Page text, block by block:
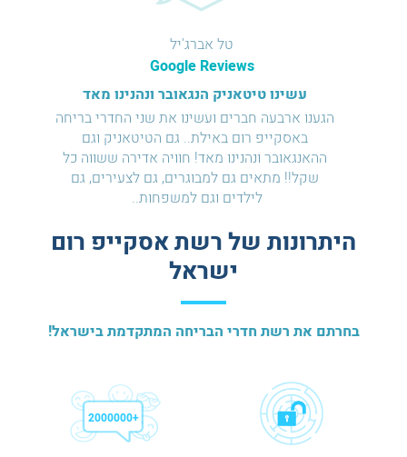
טל אברג'יל
Google Reviews
עשינו טיטאניק הנגאובר ונהנינו מאד
הגענו ארבעה חברים ועשינו את שני החדרי בריחה
באסקייפ רום באילת.. גם הטיטאניק וגם
ההאנגאובר ונהנינו מאד! חוויה אדירה ששווה כל
שקל!! מתאים גם למבוגרים, גם לצעירים, גם
לילדים וגם למשפחות..
היתרונות של רשת אסקייפ רום
ישראל
בחרתם את רשת חדרי הבריחה המתקדמת בישראל!